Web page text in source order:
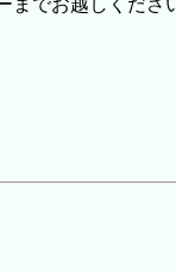
でお越しくださ